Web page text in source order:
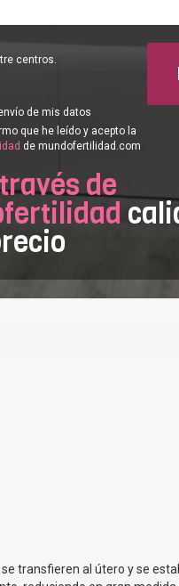
centros.
de mis datos
que he leído y acepto la
de mundofertilidad.com
de
transfieren al útero y se